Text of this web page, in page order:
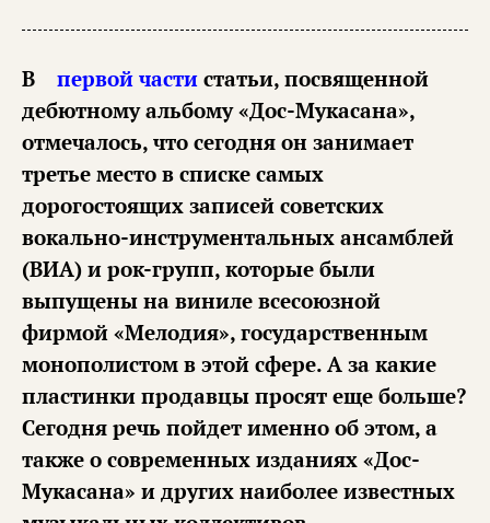
В первой частистатьи, посвященной
дебютному альбому «Дос-Мукасана»,
отмечалось, что сегодня он занимает
третье место в списке самых
дорогостоящих записей советских
вокально-инструментальных ансамблей
(ВИА) и рок-групп, которые были
выпущены на виниле всесоюзной
фирмой «Мелодия», государственным
монополистом в этой сфере. А за какие
пластинки продавцы просят еще больше?
Сегодня речь пойдет именно об этом, а
также о современных изданиях «Дос-
Мукасана» и других наиболее известных